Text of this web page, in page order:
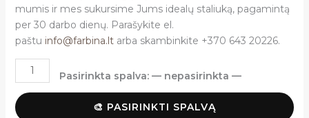
mumis ir mes sukursime Jums idealų staliuką, pagamintą
per 30 darbo dienų. Parašykite el.
paštu info@farbina.ltarba skambinkite +370 643 20226.
Pasirinkta spalva: — nepasirinkta —
🎨 PASIRINKTI SPALVĄ